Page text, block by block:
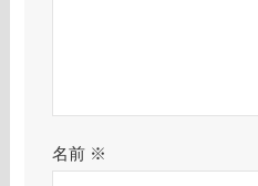
名前 ※